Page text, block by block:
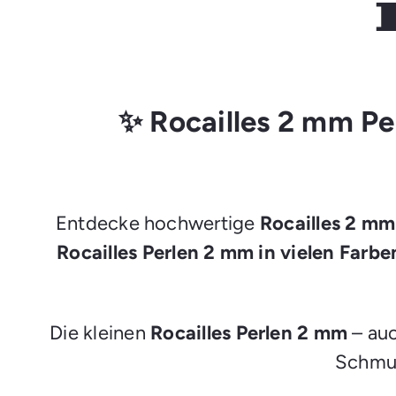
✨ Rocailles 2 mm
Entdecke hochwertige Rocailles 2
Rocailles Perlen 2 mm in vielen
Die kleinen Rocailles Perlen 2 mm–